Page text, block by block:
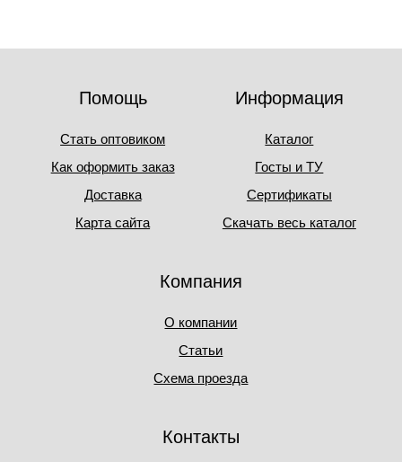
Помощь
Стать оптовиком
Как оформить заказ
Доставка
Карта сайта
Информация
Каталог
Госты и ТУ
Сертификаты
Скачать весь каталог
Компания
О компании
Статьи
Схема проезда
Контакты